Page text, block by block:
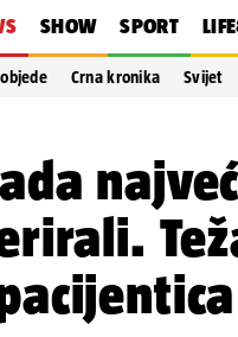
SHOW SPORT
Crna kronika Svijet